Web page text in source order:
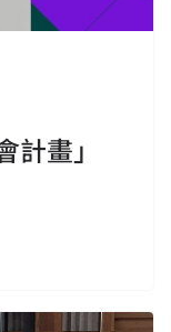
計畫｣